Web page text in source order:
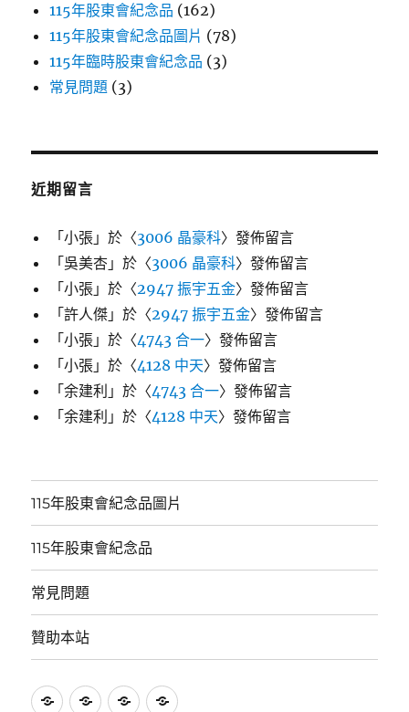
115年股東會紀念品 (162)
115年股東會紀念品圖片 (78)
115年臨時股東會紀念品 (3)
常見問題 (3)
近期留言
「小張 」於〈3006 晶豪科〉發佈留言
「吳美杏 」於〈3006 晶豪科〉發佈留言
「小張 」於〈2947 振宇五金〉發佈留言
「許人傑 」於〈2947 振宇五金〉發佈留言
「小張 」於〈4743 合一〉發佈留言
「小張 」於〈4128 中天〉發佈留言
「余建利 」於〈4743 合一〉發佈留言
「余建利 」於〈4128 中天〉發佈留言
115年股東會紀念品圖片
115年股東會紀念品
常見問題
贊助本站
115 115 常 贊